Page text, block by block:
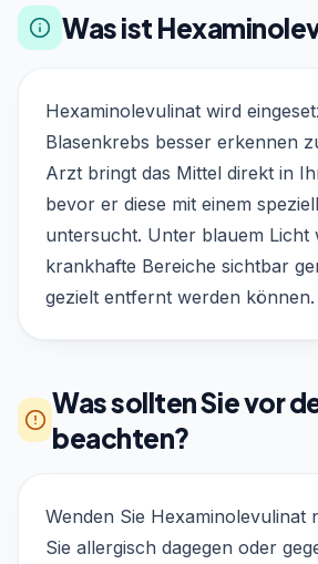
Was ist
Hexaminolevulinat wird
Blasenkrebs besser erkennen
Arzt bringt das Mittel direkt in
bevor er diese mit einem
untersucht. Unter blauem Licht
krankhafte Bereiche sichtbar
gezielt entfernt werden können.
Was sollten Sie vor
beachten?
Wenden Sie Hexaminolevulinat
Sie allergisch dagegen oder